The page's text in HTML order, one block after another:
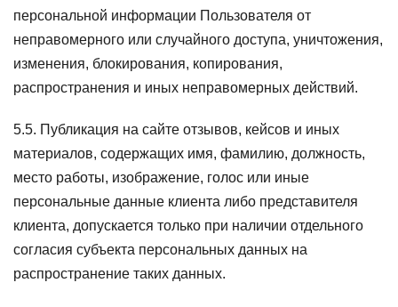
персональной информации Пользователя от
неправомерного или случайного доступа, уничтожения,
изменения, блокирования, копирования,
распространения и иных неправомерных действий.
5.5. Публикация на сайте отзывов, кейсов и иных
материалов, содержащих имя, фамилию, должность,
место работы, изображение, голос или иные
персональные данные клиента либо представителя
клиента, допускается только при наличии отдельного
согласия субъекта персональных данных на
распространение таких данных.